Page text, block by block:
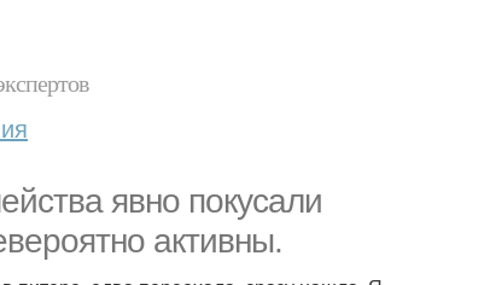
явно покусали
активны.